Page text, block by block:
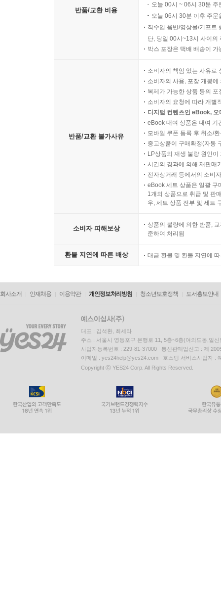
반품/교환 비용
오늘 00시 ~ 06시 30분
오늘 06시 30분 이후 주
직수입 음반/영상물/기프트
단, 당일 00시~13시 사이의
박스 포장은 택배 배송이
반품/교환 불가사유
소비자의 책임 있는 사유로
소비자의 사용, 포장 개봉
복제가 가능한 상품 등의
소비자의 요청에 따라 개별
디지털 컨텐츠인 eBook,
eBook 대여 상품은 대여 기
모바일 쿠폰 등록 후 취소/
중고상품이 구매확정(자동
LP상품의 재생 불량 원인
시간의 경과에 의해 재판매
전자상거래 등에서의 소비
eBook 세트 상품은 일괄 구
1개의 상품으로 취급 및 판
우, 세트 상품 전부 및 세트
소비자 피해보상
상품의 불량에 의한 반품,
준하여 처리됨
환불 지연에 따른 배상 대금 환불 및 환불 지연에
회사소개 인재채용 이용약관 개인정보처리방침 청소년보호정책 도서홍보안내
대표 : 김석환, 최세라
주소 : 서울시 영등포구 은행로 11, 5층~6층(여의도동,일신
사업자등록번호 : 229-81-37000 통신판매업신고 : 제
이메일 : yes24help@yes24.com 호스팅 서비스사업자 :
Copyright ⓒ YES24 Corp. All Rights Reserved.